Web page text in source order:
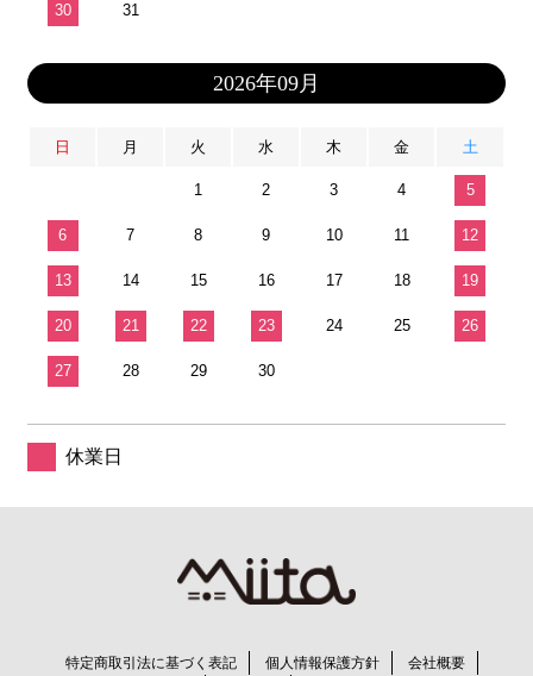
30 31
2026年09月
日 月 火 水 木 金 土
1 2 3 4 5
6 7 8 9 10 11 12
13 14 15 16 17 18 19
20 21 22 23 24 25 26
27 28 29 30
休業日
特定商取引法に基づく表記 個人情報保護方針 会社概要